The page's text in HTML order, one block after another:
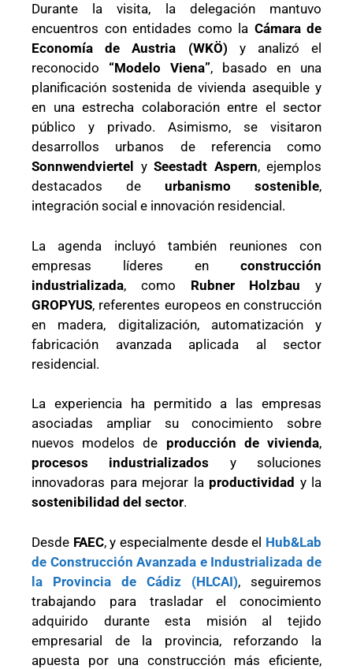
Durante la visita, la delegación mantuvo
encuentros con entidades como la Cámara de
Economía de Austria (WKÖ) y analizó el
reconocido “Modelo Viena”, basado en una
planificación sostenida de vivienda asequible y
en una estrecha colaboración entre el sector
público y privado. Asimismo, se visitaron
desarrollos urbanos de referencia como
Sonnwendviertel
y Seestadt Aspern, ejemplos
destacados de urbanismo sostenible,
integración social e innovación residencial.
La agenda incluyó también reuniones con
empresas líderes en construcción
industrializada, como Rubner Holzbau y
GROPYUS, referentes europeos en construcción
en madera, digitalización, automatización y
fabricación avanzada aplicada al sector
residencial.
La experiencia ha permitido a las empresas
asociadas ampliar su conocimiento sobre
nuevos modelos de producción de vivienda,
procesos industrializados y soluciones
innovadoras para mejorar la productividad y la
sostenibilidad del sector.
Desde FAEC, y especialmente desde el Hub&Lab
de Construcción Avanzada e Industrializada de
la Provincia de Cádiz (HLCAI), seguiremos
trabajando para trasladar el conocimiento
adquirido durante esta misión al tejido
empresarial de la provincia, reforzando la
apuesta por una construcción más eficiente,